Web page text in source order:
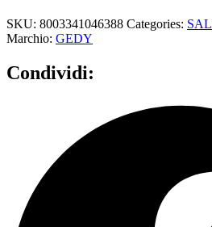
SKU: 8003341046388 Categories:
Marchio: GEDY
Condividi: